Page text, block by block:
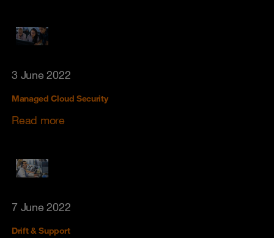
3 June 2022
Managed Cloud Security
Read more
7 June 2022
Drift & Support